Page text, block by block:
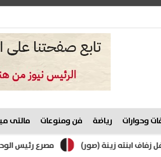
وحوارات رياضة فن ومنوعات مالتى
مصرع رئيس الوحدة المحلية زينة (صور)